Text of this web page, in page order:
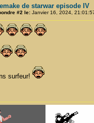
de starwar episode IV
#2 le:Janvier 16, 2024,
surfeur!